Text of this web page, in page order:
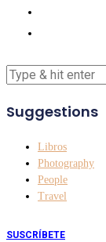
Suggestions
Libros
Photography
People
Travel
SUSCRÍBETE